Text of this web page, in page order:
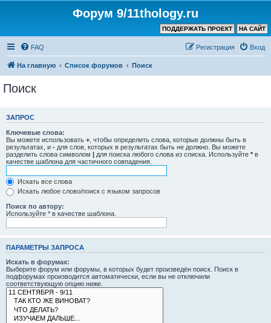
Форум 9/11thology.ru
НА САЙТ
ПОДДЕРЖАТЬ ПРОЕКТ
FAQ Вход
Регистрация
На главную Список форумов Поиск
Поиск
ЗАПРОС
Ключевые слова:
Вы можете использовать + , чтобы определить слова, которые должны быть в
результатах, и - для слов, которых в результатах быть не должно. Вы можете
разделить слова символом | для поиска любого слова из списка. Используйте * в
качестве шаблона для частичного совпадения.
Искать все слова
Искать любое слово/поиск с языком запросов
Поиск по автору:
Используйте * в качестве шаблона.
ПАРАМЕТРЫ ЗАПРОСА
Искать в форумах:
Выберите форум или форумы, в которых будет произведён поиск. Поиск в
подфорумах производится автоматически, если вы не отключили
соответствующую опцию ниже.